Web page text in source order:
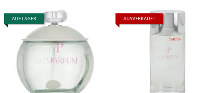
AUF LAGER AUSVERKAUFT